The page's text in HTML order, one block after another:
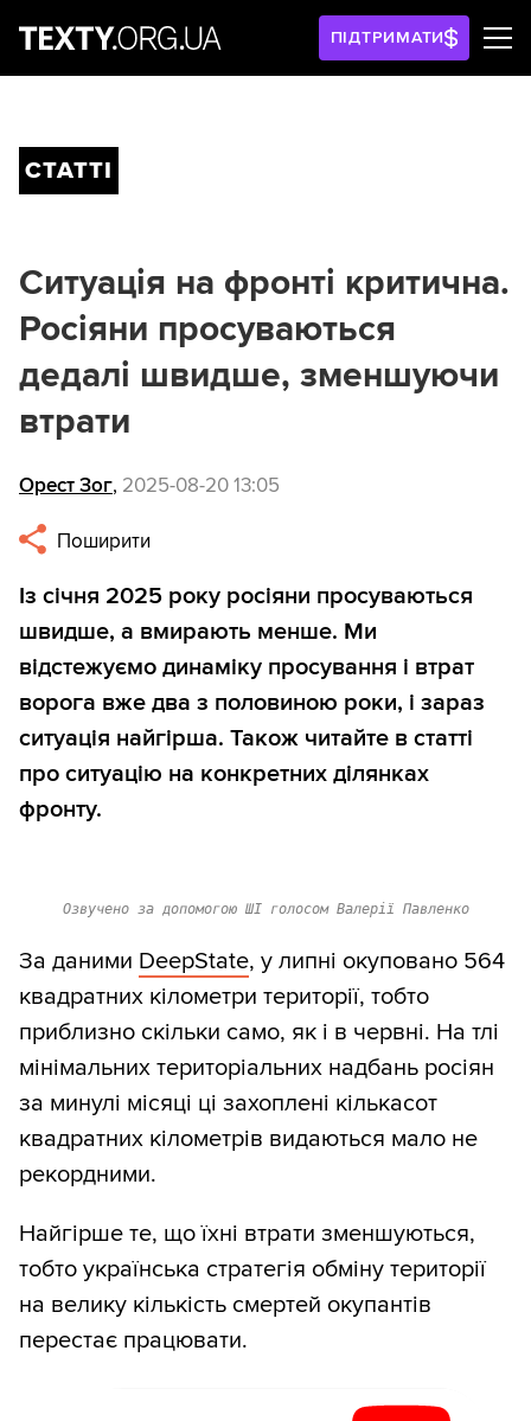
ПІДТРИМАТИ
СТАТТІ
Ситуація на фронті критична.
Росіяни просуваються
дедалі швидше, зменшуючи
втрати
Орест Зог, 2025-08-20 13:05
Поширити
Із січня 2025 року росіяни просуваються
швидше, а вмирають менше. Ми
відстежуємо динаміку просування і втрат
ворога вже два з половиною роки, і зараз
ситуація найгірша. Також читайте в статті
про ситуацію на конкретних ділянках
фронту.
Озвучено за допомогою ШІ голосом Валерії Павленко
За даними DeepState, у липні окуповано 564
квадратних кілометри території, тобто
приблизно скільки само, як і в червні. На тлі
мінімальних територіальних надбань росіян
за минулі місяці ці захоплені кількасот
квадратних кілометрів видаються мало не
рекордними.
Найгірше те, що їхні втрати зменшуються,
тобто українська стратегія обміну території
на велику кількість смертей окупантів
перестає працювати.